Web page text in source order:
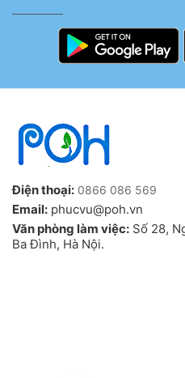
Điện thoại: 0866 086 569
Email: phucvu@poh.vn
Văn phòng làm việc: Số 28,
Ba Đình, Hà Nội.